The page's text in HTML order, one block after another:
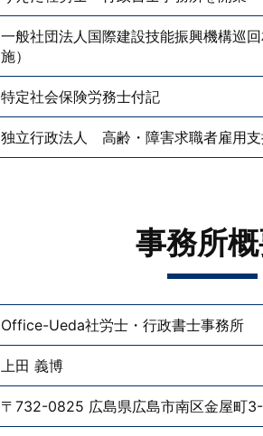
一般社団法人国際建設技能振興機構巡
施）
特定社会保険労務士付記
独立行政法人 高齢・障害求職者雇用
事務所
Office-Ueda社労士・行政書士事務所
上田 義博
〒732-0825 広島県広島市南区金屋町